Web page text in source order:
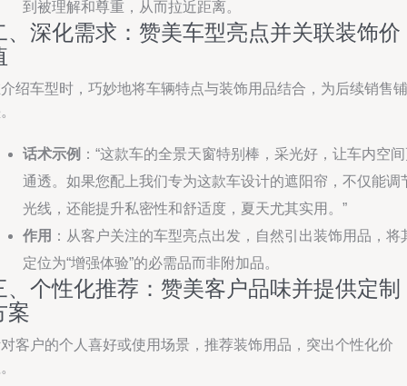
到被理解和尊重，从而拉近距离。
、深化需求：赞美车型亮点并关联装饰价
绍车型时，巧妙地将车辆特点与装饰用品结合，为后续销售铺
话术示例 ：“这款车的全景天窗特别棒，采光好，让车内空
通透。如果您配上我们专为这款车设计的遮阳帘，不仅能调
光线，还能提升私密性和舒适度，夏天尤其实用。”
作用 ：从客户关注的车型亮点出发，自然引出装饰用品，将
定位为“增强体验”的必需品而非附加品。
、个性化推荐：赞美客户品味并提供定制
案
客户的个人喜好或使用场景，推荐装饰用品，突出个性化价